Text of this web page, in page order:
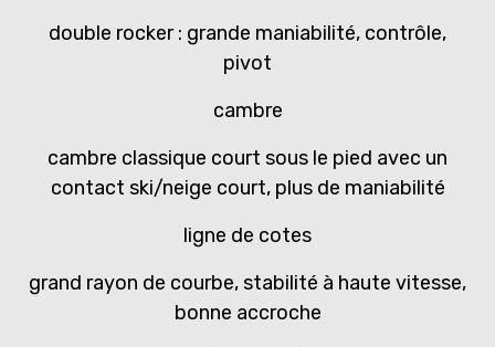
double rocker : grande maniabilité, contrôle,
pivot
cambre
cambre classique court sous le pied avec un
contact ski/neige court, plus de maniabilité
ligne de cotes
grand rayon de courbe, stabilité à haute vitesse,
bonne accroche